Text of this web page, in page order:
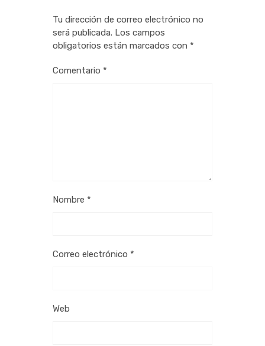
Tu dirección de correo electrónico no
será publicada. Los campos
obligatorios están marcados con *
Comentario *
Nombre *
Correo electrónico *
Web